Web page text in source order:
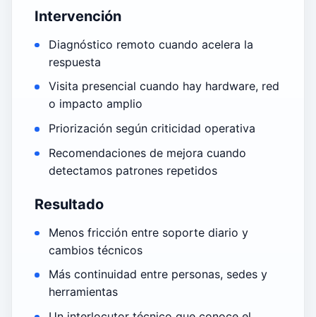
Intervención
Diagnóstico remoto cuando acelera la
respuesta
Visita presencial cuando hay hardware, red
o impacto amplio
Priorización según criticidad operativa
Recomendaciones de mejora cuando
detectamos patrones repetidos
Resultado
Menos fricción entre soporte diario y
cambios técnicos
Más continuidad entre personas, sedes y
herramientas